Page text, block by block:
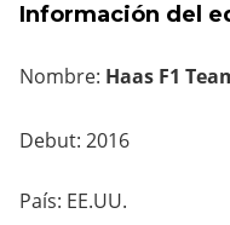
Información del
Nombre: Haas F1
Debut: 2016
País: EE.UU.